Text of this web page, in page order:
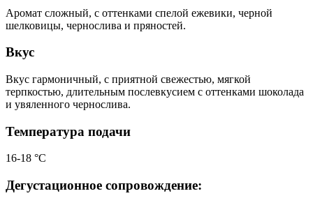
Аромат сложный, с оттенками спелой ежевики, черной
шелковицы, чернослива и пряностей.
Вкус
Вкус гармоничный, с приятной свежестью, мягкой
терпкостью, длительным послевкусием с оттенками шоколада
и увяленного чернослива.
Температура подачи
16-18 °С
Дегустационное сопровождение: